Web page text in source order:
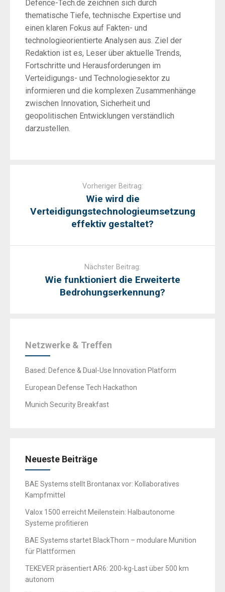
Defence-Tech.de zeichnen sich durch
thematische Tiefe, technische Expertise und
einen klaren Fokus auf Fakten- und
technologieorientierte Analysen aus. Ziel der
Redaktion ist es, Leser über aktuelle Trends,
Fortschritte und Herausforderungen im
Verteidigungs- und Technologiesektor zu
informieren und die komplexen Zusammenhänge
zwischen Innovation, Sicherheit und
geopolitischen Entwicklungen verständlich
darzustellen.
Vorheriger Beitrag:
Wie wird die
Verteidigungstechnologieumsetzung
effektiv gestaltet?
Nächster Beitrag:
Wie funktioniert die Erweiterte
Bedrohungserkennung?
Netzwerke & Treffen
Based: Defence & Dual-Use Innovation Platform
European Defense Tech Hackathon
Munich Security Breakfast
Neueste Beiträge
BAE Systems stellt Brontanax vor: Kollaboratives
Kampfmittel
Valox 1500 erreicht Meilenstein: Halbautonome
Systeme profitieren
BAE Systems startet BlackThorn – modulare Munition
für Plattformen
TEKEVER präsentiert AR6: 200-kg-Last über 500 km
autonom